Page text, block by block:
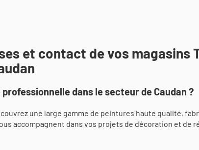
et contact de vos magasins
dans le secteur de Caudan ?
une large gamme de peintures haute qualité,
accompagnent dans vos projets de décoration et de